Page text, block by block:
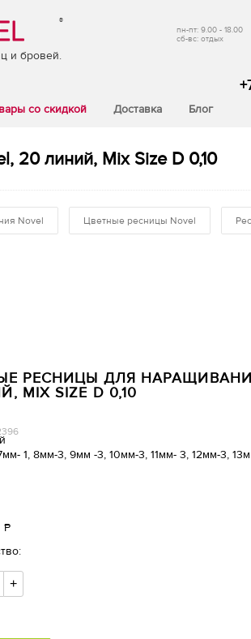
®
и бровей.
пн-пт: 9.00 - 18.00
сб-вс: отдых
со скидкой Доставка Блог
20 линий, Mix Size D 0,10
Novel Цветные ресницы Novel
РЕСНИЦЫ ДЛЯ
MIX SIZE D 0,10
1, 8мм-3, 9мм -3, 10мм-3, 11мм- 3, 12мм-3,
Р
+